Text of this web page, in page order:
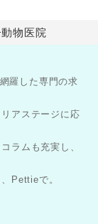
物医院
羅した専門の求
アステージに応
ラムも充実し、
Pettieで。